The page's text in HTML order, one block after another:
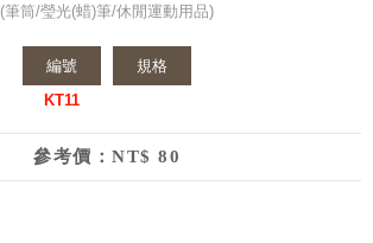
(筆筒/瑩光(蜡)筆/休閒運動用品)
編號
KT11
規格
參考價：NT$ 80